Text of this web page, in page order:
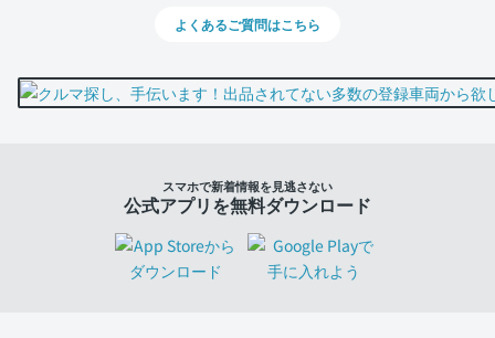
よくあるご質問はこちら
スマホで新着情報を見逃さない
公式アプリを無料ダウンロード